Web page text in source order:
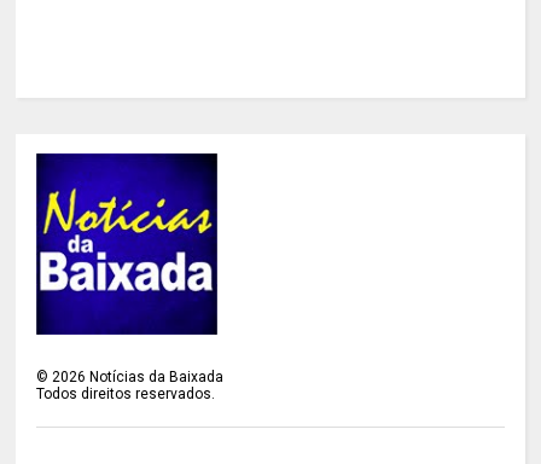
©2026 Notícias da Baixada
Todos direitos reservados.